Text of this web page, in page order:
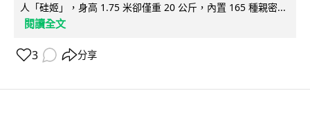
人「硅姬」，身高 1.75 米卻僅重 20 公斤，內置 165 種親密...
閱讀全文
3 分享